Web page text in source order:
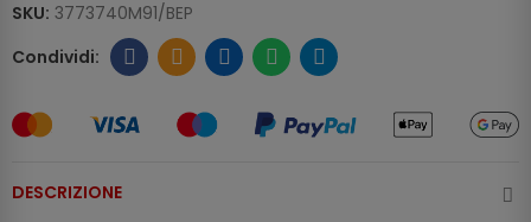
SKU: 3773740M91/BEP
DESCRIZIONE